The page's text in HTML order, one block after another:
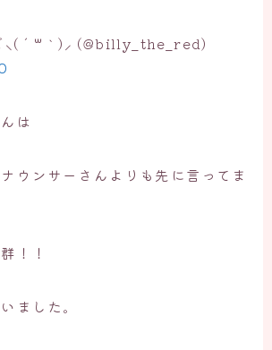
´ ꒳ ` )⸝ (@billy_the_red)
は
ウンサーさんよりも先に言ってま
！！
ました。